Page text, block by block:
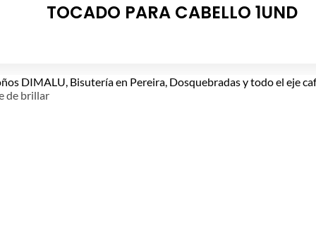
TOCADO PARA CABELLO 1UND
de brillar